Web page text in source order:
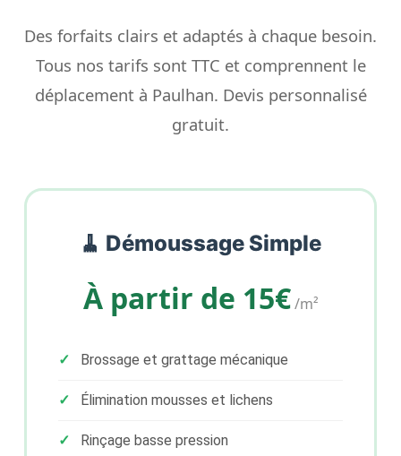
Des forfaits clairs et adaptés à chaque besoin.
Tous nos tarifs sont TTC et comprennent le
déplacement à Paulhan. Devis personnalisé
gratuit.
🧹 Démoussage Simple
À partir de 15€/m²
Brossage et grattage mécanique
Élimination mousses et lichens
Rinçage basse pression